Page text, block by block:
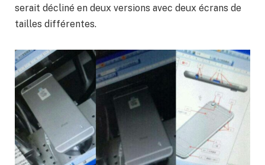
serait décliné en deux versions avec deux écrans de
tailles différentes.